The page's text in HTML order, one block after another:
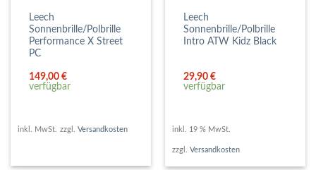
Leech
Sonnenbrille/Polbrille
Performance X Street
PC
149,00€
verfügbar
inkl. MwSt. zzgl. Versandkosten
Leech
Sonnenbrille/Polbrille
Intro ATW Kidz Black
29,90€
verfügbar
inkl. 19 % MwSt.
zzgl. Versandkosten